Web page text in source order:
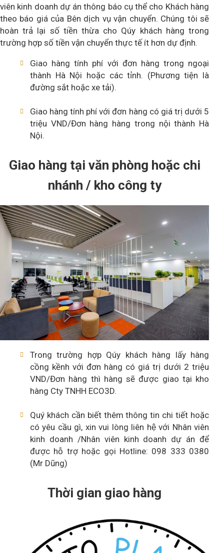
viên kinh doanh dự án thông báo cụ thể cho Khách hàng
theo báo giá của Bên dịch vụ vận chuyển. Chúng tôi sẽ
hoàn trả lại số tiền thừa cho Qúy khách hàng trong
trường hợp số tiền vận chuyển thực tế ít hơn dự định.
Giao hàng tính phí với đơn hàng trong ngoại
thành Hà Nội hoặc các tỉnh. (Phương tiện là
đường sắt hoặc xe tải).
Giao hàng tính phí với đơn hàng có giá trị dưới 5
triệu VND/Đơn hàng hàng trong nội thành Hà
Nội.
Giao hàng tại văn phòng hoặc chi
nhánh / kho công ty
Trong trường hợp Qúy khách hàng lấy hàng
cồng kềnh với đơn hàng có giá trị dưới 2 triệu
VND/Đơn hàng thì hàng sẽ được giao tại kho
hàng Cty TNHH ECO3D.
Quý khách cần biết thêm thông tin chi tiết hoặc
có yêu cầu gì, xin vui lòng liên hệ với Nhân viên
kinh doanh /Nhân viên kinh doanh dự án để
được hỗ trợ hoặc gọi Hotline: 098 333 0380
(Mr Dũng)
Thời gian giao hàng